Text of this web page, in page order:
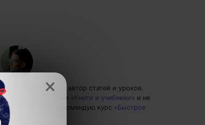
Игорь Болтовнин
— автор статей и уроков.
Пишу статьи по теме «Книги и учебники» и не
только, а также рекомендую курс «Быстрое
чтение»
×